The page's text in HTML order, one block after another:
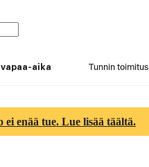
aika Tunnin toimitus
enää tue. Lue lisää täältä.